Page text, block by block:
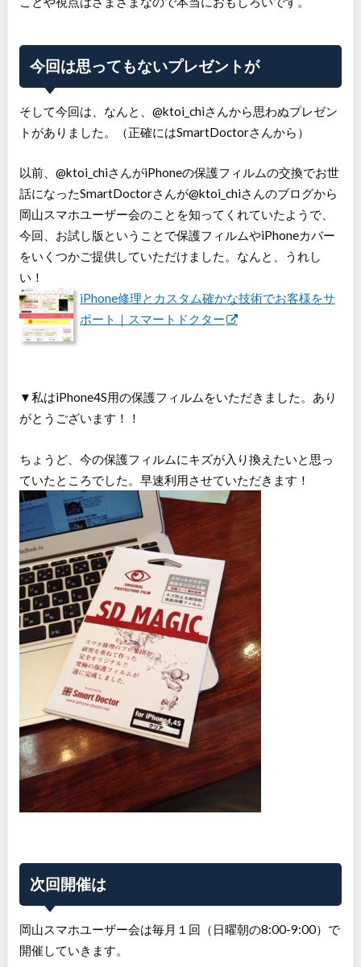
今回は思ってもないプレゼントが
そして今回は、なんと、@ktoi_chiさんから思わぬプレゼン
トがありました。（正確にはSmartDoctorさんから）
以前、@ktoi_chiさんがiPhoneの保護フィルムの交換でお世
話になったSmartDoctorさんが@ktoi_chiさんのブログから
岡山スマホユーザー会のことを知ってくれていたようで、
今回、お試し版ということで保護フィルムやiPhoneカバー
をいくつかご提供していただけました。なんと、うれし
い！
iPhone修理とカスタム確かな技術でお客様をサ
ポート｜スマートドクター
▼私はiPhone4S用の保護フィルムをいただきました。あり
がとうございます！！
ちょうど、今の保護フィルムにキズが入り換えたいと思っ
ていたところでした。早速利用させていただきます！
次回開催は
岡山スマホユーザー会は毎月１回（日曜朝の8:00-9:00）で
開催していきます。